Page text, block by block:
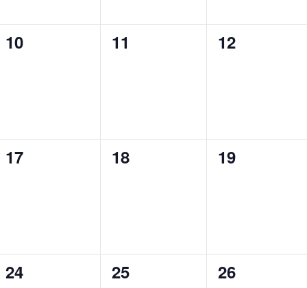
0
10
0
11
0
12
0
17
0
18
0
19
0
24
0
25
0
26